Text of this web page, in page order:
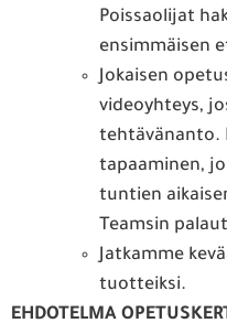
Poissaolijat
ensimmäisen
Jokaisen
videoyhteys,
tehtävänanto.
tapaaminen,
tuntien
Teamsin
Jatkamme
tuotteiksi.
EHDOTELMA